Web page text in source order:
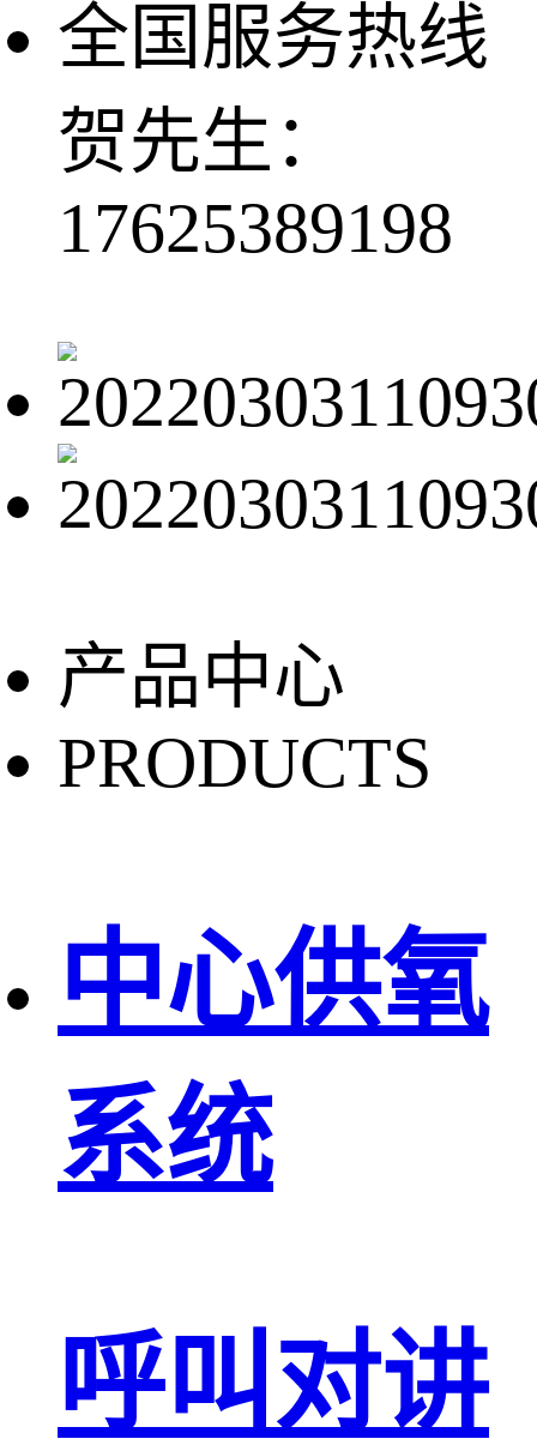
全国服务热线
贺先生：
17625389198
产品中心
PRODUCTS
中心供氧
系统
呼叫对讲